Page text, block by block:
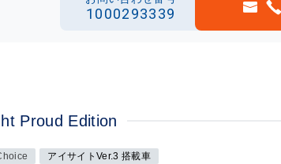
1000293339
Proud Edition
アイサイトVer.3 搭載車